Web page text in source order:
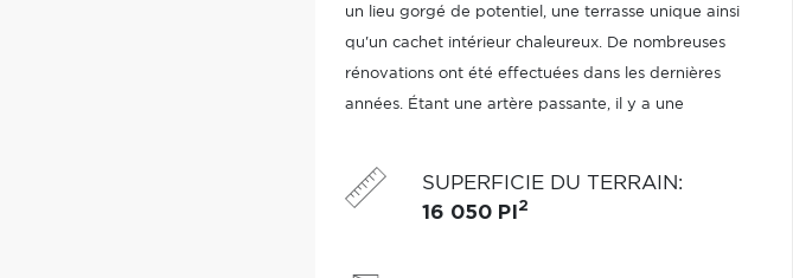
un lieu gorgé de potentiel, une terrasse unique ainsi
qu'un cachet intérieur chaleureux. De nombreuses
rénovations ont été effectuées dans les dernières
années. Étant une artère passante, il y a une
stationnement.
SUPERFICIE DU TERRAIN:
16 050 PI 2